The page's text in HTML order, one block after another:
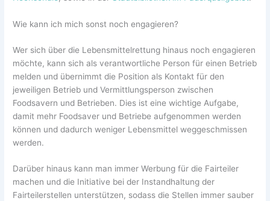
Wie kann ich mich sonst noch engagieren?
Wer sich über die Lebensmittelrettung hinaus noch engagieren
möchte, kann sich als verantwortliche Person für einen Betrieb
melden und übernimmt die Position als Kontakt für den
jeweiligen Betrieb und Vermittlungsperson zwischen
Foodsavern und Betrieben. Dies ist eine wichtige Aufgabe,
damit mehr Foodsaver und Betriebe aufgenommen werden
können und dadurch weniger Lebensmittel weggeschmissen
werden.
Darüber hinaus kann man immer Werbung für die Fairteiler
machen und die Initiative bei der Instandhaltung der
Fairteilerstellen unterstützen, sodass die Stellen immer sauber